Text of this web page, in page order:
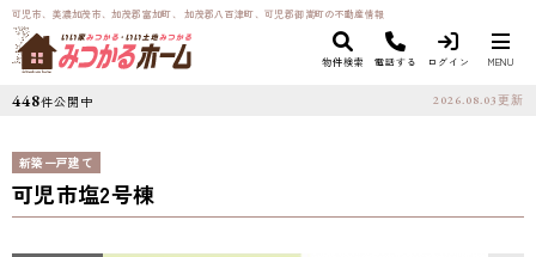
可児市、美濃加茂市、加茂郡富加町、 加茂郡八百津町、可児郡御嵩町の不動産情報
物件検索 電話する ログイン MENU
448件公開中 2026.08.03更新
新築一戸建て
可児市塩2号棟